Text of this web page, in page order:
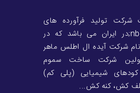
شرکت تولید فرآورده های
شیمیایی&nbsp;در ایران می باشد که در
۱400 با نام شرکت آیده ال اطلس ماهر
شرکت ساخت سموم
شیمیایی (پلی کم)
کش، کنه کش...